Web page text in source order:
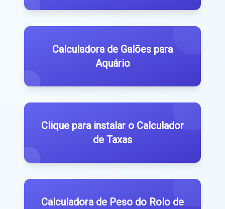
Calculadora de Galões para
Aquário
Clique para instalar o Calculador
de Taxas
Calculadora de Peso do Rolo de